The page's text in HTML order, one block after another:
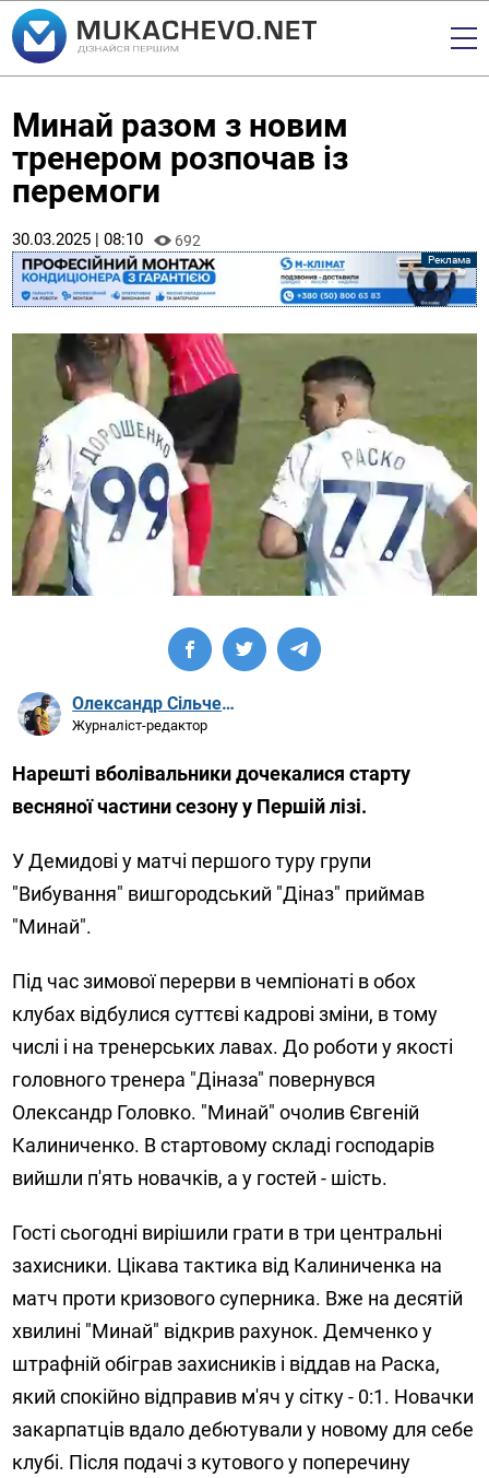
Минай разом з новим
тренером розпочав із
перемоги
30.03.2025 | 08:10 692
Олександр Сільченко
Журналіст-редактор
Нарешті вболівальники дочекалися старту
весняної частини сезону у Першій лізі.
У Демидові у матчі першого туру групи
"Вибування" вишгородський "Діназ" приймав
"Минай".
Під час зимової перерви в чемпіонаті в обох
клубах відбулися суттєві кадрові зміни, в тому
числі і на тренерських лавах. До роботи у якості
головного тренера "Діназа" повернувся
Олександр Головко. "Минай" очолив Євгеній
Калиниченко. В стартовому складі господарів
вийшли п'ять новачків, а у гостей - шість.
Гості сьогодні вирішили грати в три центральні
захисники. Цікава тактика від Калиниченка на
матч проти кризового суперника. Вже на десятій
хвилині "Минай" відкрив рахунок. Демченко у
штрафній обіграв захисників і віддав на Раска,
який спокійно відправив м'яч у сітку - 0:1. Новачки
закарпатців вдало дебютували у новому для себе
клубі. Після подачі з кутового у поперечину